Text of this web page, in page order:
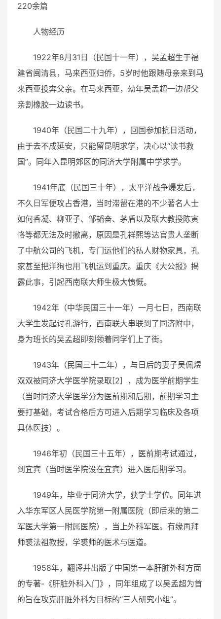
220余篇
人物经历
1922年8月31日（民国十一年），吴孟超生于福
建省闽清县，马来西亚归侨，5岁时他跟随母亲来到马
来西亚投奔父亲。在马来西亚，幼年吴孟超一边帮父
亲割橡胶一边读书。
1940年（民国二十九年），回国参加抗日活动，
由于去不成延安，只能留昆明求学，决心以“读书救
国”。同年入昆明郊区的同济大学附属中学求学。
1941年底（民国三十年），太平洋战争爆发后，
不久日军便攻占香港，当时滞留在港的不少著名人士
如何香凝、柳亚子、邹韬奋、茅盾以及联大教授陈寅
恪等都无法及时撤离，原因是孔祥熙等达官贵人垄断
了中航公司的飞机，专门运他们的私人财物家具，孔
家甚至把洋狗也用飞机运到重庆。重庆《大公报》揭
露此事，引起西南联大师生极大愤慨。
1942年（中华民国三十一年）一月七日，西南联
大学生发起讨孔游行，西南联大串联到了同济附中，
身为班长的吴孟超即刻领着同学们上了街。
1943年（民国三十二年），与日后的妻子吴佩煜
双双被同济大学医学院录取[2] ，成为医学前期学生
（当时同济大学医学分为医前期和后期，前期学习主
要打基础，考试合格后方可进入后期学习临床及各项
具体医技）。
1946年初（民国三十五年），医前期考试通过，
到宜宾（当时医学院设在宜宾）进入医后期学习。
1949年，毕业于同济大学，获学士学位。同年进
入华东军区人民医学院第一附属医院（即后来的第二
军医大学第一附属医院），当上外科军医。有缘再拜
师裘法祖教授，学裘师的医术与医道。
1958年，翻译并出版了中国第一本肝脏外科方面
的专著-《肝脏外科入门》，同年组成了以吴孟超为首
的旨在攻克肝脏外科为目标的“三人研究小组”。